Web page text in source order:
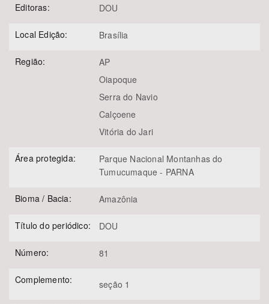
Editoras: DOU
Local Edição: Brasília
Região:
AP
Oiapoque
Serra do Navio
Calçoene
Vitória do Jari
Área protegida:
Parque Nacional Montanhas do
Tumucumaque - PARNA
Bioma / Bacia: Amazônia
Título do periódico: DOU
Número: 81
Complemento: seção 1